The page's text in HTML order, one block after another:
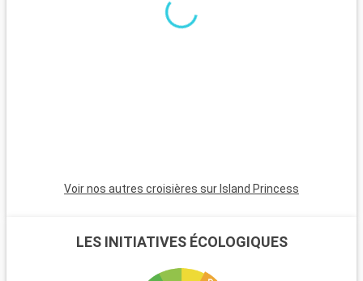
minutes, est incontournable avec son atmosphère animée,
ses plages et son quartier Art Déco. Pour une ambiance plus
Voir nos autres croisières sur Island Princess
LES INITIATIVES ÉCOLOGIQUES